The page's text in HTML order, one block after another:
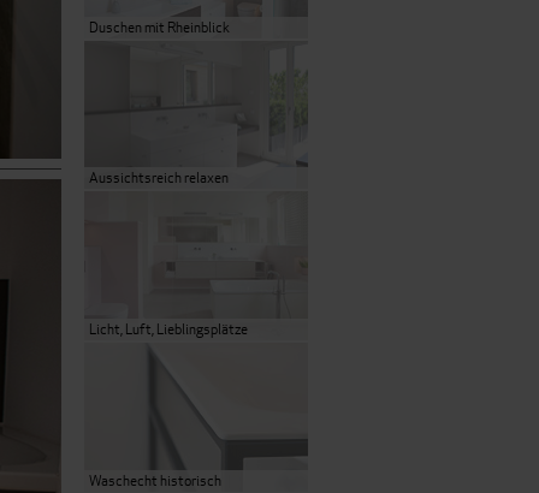
Duschen mit Rheinblick
Aussichtsreich relaxen
Licht, Luft, Lieblingsplätze
Waschecht historisch